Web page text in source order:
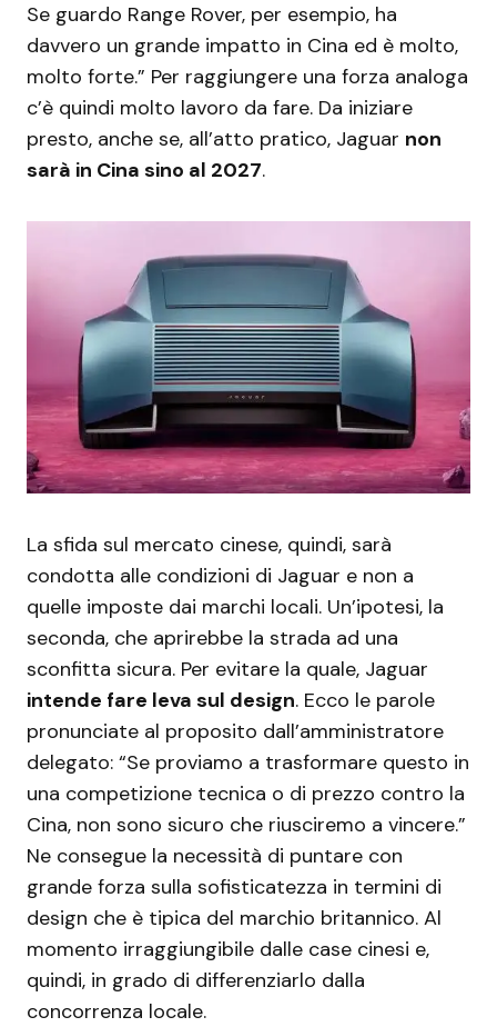
Se guardo Range Rover, per esempio, ha
davvero un grande impatto in Cina ed è molto,
molto forte.” Per raggiungere una forza analoga
c’è quindi molto lavoro da fare. Da iniziare
presto, anche se, all’atto pratico, Jaguar non
sarà in Cina sino al 2027.
La sfida sul mercato cinese, quindi, sarà
condotta alle condizioni di Jaguar e non a
quelle imposte dai marchi locali. Un’ipotesi, la
seconda, che aprirebbe la strada ad una
sconfitta sicura. Per evitare la quale, Jaguar
intende fare leva sul design. Ecco le parole
pronunciate al proposito dall’amministratore
delegato: “Se proviamo a trasformare questo in
una competizione tecnica o di prezzo contro la
Cina, non sono sicuro che riusciremo a vincere.”
Ne consegue la necessità di puntare con
grande forza sulla sofisticatezza in termini di
design che è tipica del marchio britannico. Al
momento irraggiungibile dalle case cinesi e,
quindi, in grado di differenziarlo dalla
concorrenza locale.